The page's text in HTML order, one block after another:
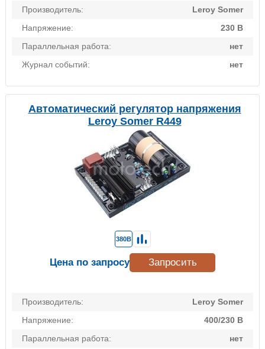
Производитель:
Leroy Somer
Напряжение:
230 В
Параллельная работа:
нет
Журнал событий:
нет
Автоматический регулятор напряжения
Leroy Somer R449
Производитель:
Leroy Somer
Напряжение:
400/230 В
Параллельная работа:
нет
380В
Цена по запросу Запросить